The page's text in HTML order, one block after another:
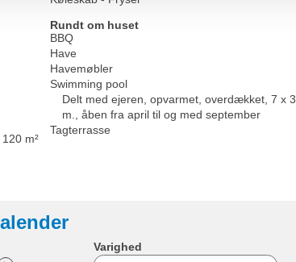
120 m²
Rundt om huset
BBQ
Have
Havemøbler
Swimming pool
Delt med ejeren, opvarmet, overdækket, 7 x 3
m., åben fra april til og med september
Tagterrasse
Varighed